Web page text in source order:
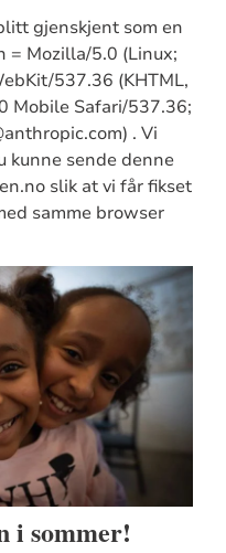
gjenskjent som en
= Mozilla/5.0 (Linux;
537.36 (KHTML,
Mobile Safari/537.36;
. Vi
kunne sende denne
slik at vi får fikset
samme browser
i sommer!